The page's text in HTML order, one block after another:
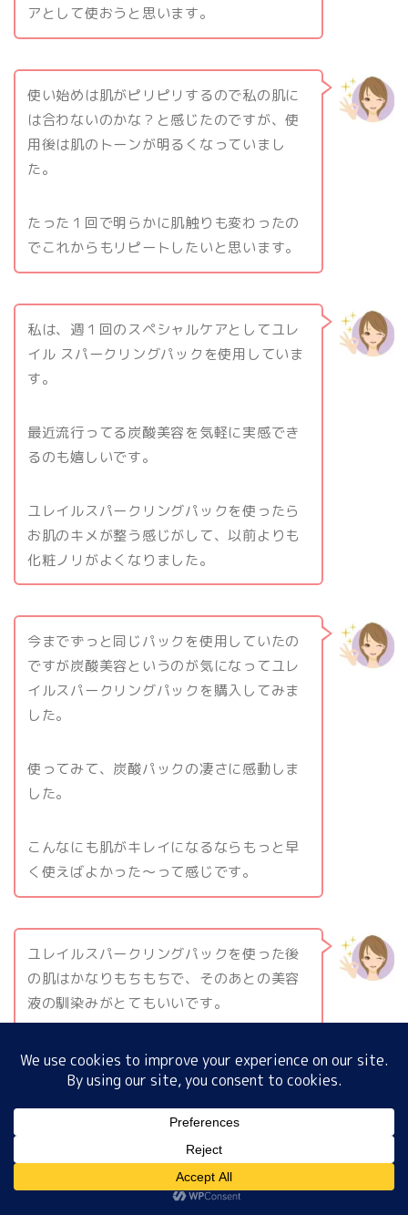
アとして使おうと思います。
使い始めは肌がピリピリするので私の肌に
は合わないのかな？と感じたのですが、使
用後は肌のトーンが明るくなっていまし
た。
たった１回で明らかに肌触りも変わったの
でこれからもリピートしたいと思います。
私は、週１回のスペシャルケアとしてユレ
イル スパークリングパックを使用していま
す。
最近流行ってる炭酸美容を気軽に実感でき
るのも嬉しいです。
ユレイルスパークリングパックを使ったら
お肌のキメが整う感じがして、以前よりも
化粧ノリがよくなりました。
今までずっと同じパックを使用していたの
ですが炭酸美容というのが気になってユレ
イルスパークリングパックを購入してみま
した。
使ってみて、炭酸パックの凄さに感動しま
した。
こんなにも肌がキレイになるならもっと早
く使えばよかった〜って感じです。
ユレイルスパークリングパックを使った後
の肌はかなりもちもちで、そのあとの美容
液の馴染みがとてもいいです。
トーンアップしたし、ユレイルスパークリ
ングパックを使ってから肌の調子が良くな
りました。
Urar SPARKLING PACKの口コミまと
プロフィール サイトマップ
プロフィール
サイトマップ